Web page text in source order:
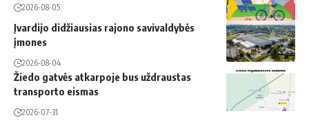
2026-08-05
Įvardijo didžiausias rajono savivaldybės
įmones
2026-08-04
Žiedo gatvės atkarpoje bus uždraustas
transporto eismas
2026-07-31